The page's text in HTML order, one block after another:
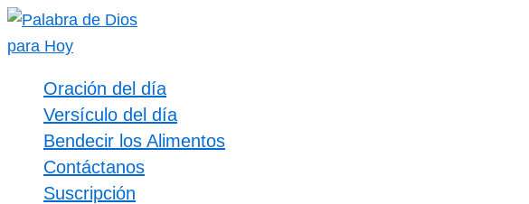
Ir
al
Oración del día
Versículo del día
Bendecir los Alimentos
Contáctanos
Suscripción